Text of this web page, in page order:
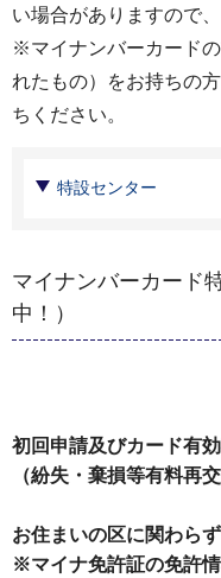
い場合がありますので
※マイナンバーカード
れたもの）をお持ちの
ちください。
特設センター
マイナンバーカード
中！）
初回申請及びカード有
（紛失・棄損等有料再
お住まいの区に関わら
※マイナ免許証の免許